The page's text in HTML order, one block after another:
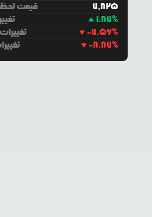
قیمت
7,825
1.87%
-7.56%
-8.87%